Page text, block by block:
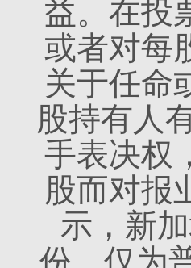
益。在投
或者对每
关于任命
股持有人
手表决权
股而对报
示，新